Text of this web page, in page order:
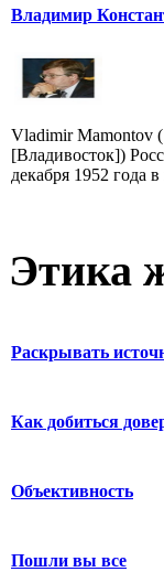
Владимир
Vladimir Mamontov (
[Владивосток])
декабря 1952 года
Этика
Раскрывать
Как добиться
Объективность
Пошли вы все